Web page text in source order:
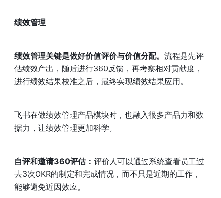
绩效管理
绩效管理关键是做好价值评价与价值分配。 流程是先评
估绩效产出，随后进行360反馈，再考察相对贡献度，
进行绩效结果校准之后，最终实现绩效结果应用。
飞书在做绩效管理产品模块时，也融入很多产品力和数
据力，让绩效管理更加科学。
自评和邀请360评估： 评价人可以通过系统查看员工过
去3次OKR的制定和完成情况，而不只是近期的工作，
能够避免近因效应。